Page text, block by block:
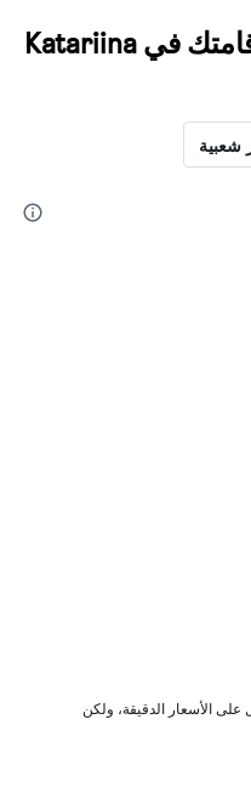
اعثر على نتائج أفضل لإقامتك في Katariina
شعبية